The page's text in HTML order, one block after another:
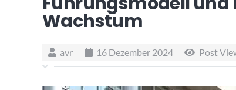
Wachstum
avr 16 Dezember 2024 Post